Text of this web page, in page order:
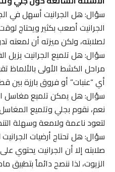
سؤال: هل الجرانيت أسهل في
الجرانيت أصعب بكثير ويحتاج
لصلابته، ولكن ميزته أن لمعته
سؤال: هل تلميع الجرانيت يزيل
مراحل الكشط الأولى بالألماظ
أي “عنبات” أو فروق بارزة بين قطع
سؤال: هل يمكن تلميع مغاسل
نعم، نقوم بجلي وتلميع المغاسل
لتعود ناعمة ولامعة وسهلة
سؤال: هل تحتاج أرضيات الجرانيت
صلابته إلا أن الجرانيت يحتوي
الزيوت، لذا ننصح دائماً بتطبيق